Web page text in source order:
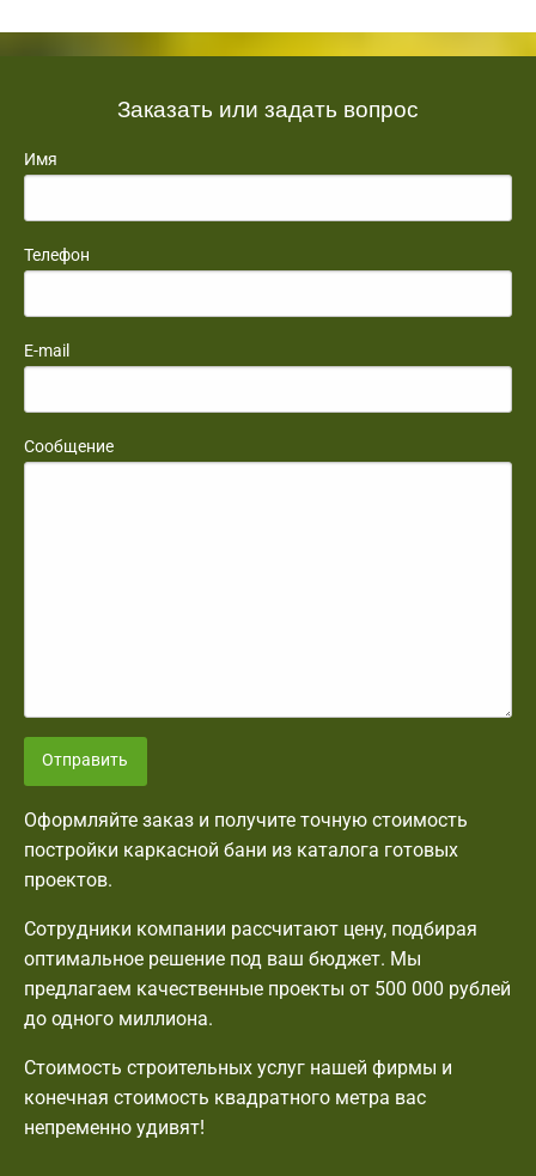
Заказать или задать вопрос
Имя
Телефон
E-mail
Сообщение
Отправить
Оформляйте заказ и получите точную стоимость
постройки каркасной бани из каталога готовых
проектов.
Сотрудники компании рассчитают цену, подбирая
оптимальное решение под ваш бюджет. Мы
предлагаем качественные проекты от 500 000 рублей
до одного миллиона.
Стоимость строительных услуг нашей фирмы и
конечная стоимость квадратного метра вас
непременно удивят!